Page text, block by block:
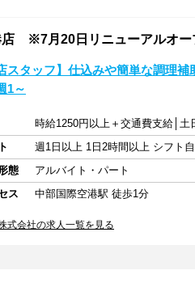
※7月20日リニューアルオー
スタッフ】仕込みや簡単な調理
1～
時給1250円以上＋交通費支給│土
週1日以上 1日2時間以上 シフト
態
アルバイト・パート
ス
中部国際空港駅 徒歩1分
式会社の求人一覧を見る